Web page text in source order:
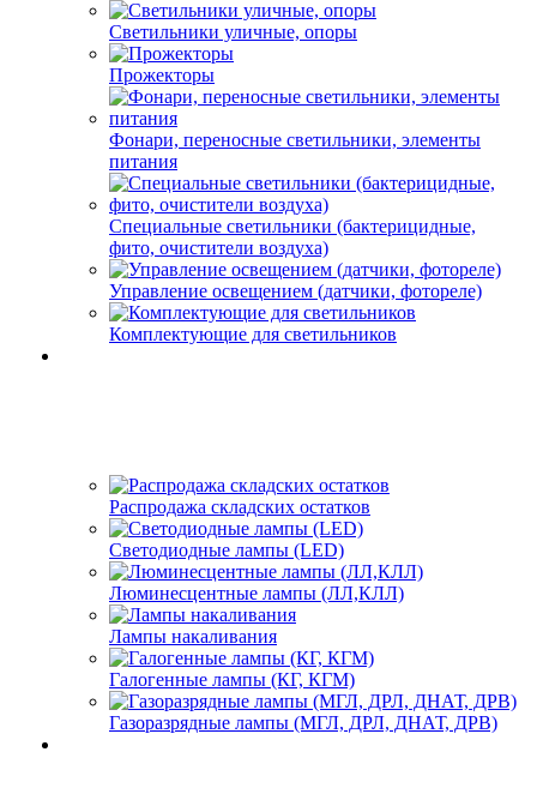
Светильники уличные, опоры
Прожекторы
Фонари, переносные светильники, элементы
питания
Специальные светильники (бактерицидные,
фито, очистители воздуха)
Управление освещением (датчики, фотореле)
Комплектующие для светильников
Распродажа складских остатков
Светодиодные лампы (LED)
Люминесцентные лампы (ЛЛ,КЛЛ)
Лампы накаливания
Галогенные лампы (КГ, КГМ)
Газоразрядные лампы (МГЛ, ДРЛ, ДНАТ, ДРВ)